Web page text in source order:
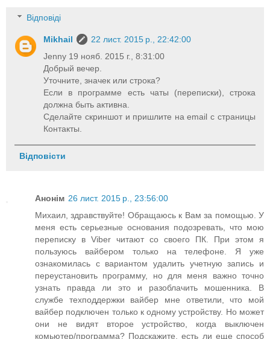
Відповіді
Mikhail
22 лист. 2015 р., 22:42:00
Jenny 19 нояб. 2015 г., 8:31:00
Добрый вечер.
Уточните, значек или строка?
Если в программе есть чаты (переписки), строка
должна быть активна.
Сделайте скриншот и пришлите на email с страницы
Контакты.
Відповісти
Анонім 26 лист. 2015 р., 23:56:00
Михаил, здравствуйте! Обращаюсь к Вам за помощью. У
меня есть серьезные основания подозревать, что мою
переписку в Viber читают со своего ПК. При этом я
пользуюсь вайбером только на телефоне. Я уже
ознакомилась с вариантом удалить учетную запись и
переустановить программу, но для меня важно точно
узнать правда ли это и разоблачить мошенника. В
службе техподдержки вайбер мне ответили, что мой
вайбер подключен только к одному устройству. Но может
они не видят второе устройство, когда выключен
комьютер/программа? Подскажите, есть ли еще способ